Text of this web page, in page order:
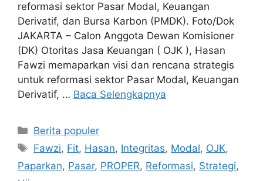
reformasi sektor Pasar Modal, Keuangan
Derivatif, dan Bursa Karbon (PMDK). Foto/Dok
JAKARTA – Calon Anggota Dewan Komisioner
(DK) Otoritas Jasa Keuangan ( OJK ), Hasan
Fawzi memaparkan visi dan rencana strategis
untuk reformasi sektor Pasar Modal, Keuangan
Derivatif, … Baca Selengkapnya
Kategori
Berita populer
Tag
Fawzi, Fit, Hasan, Integritas, Modal, OJK,
Paparkan, Pasar, PROPER, Reformasi, Strategi,